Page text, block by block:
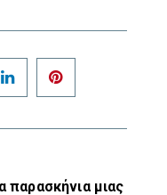
LinkedIn
μιας